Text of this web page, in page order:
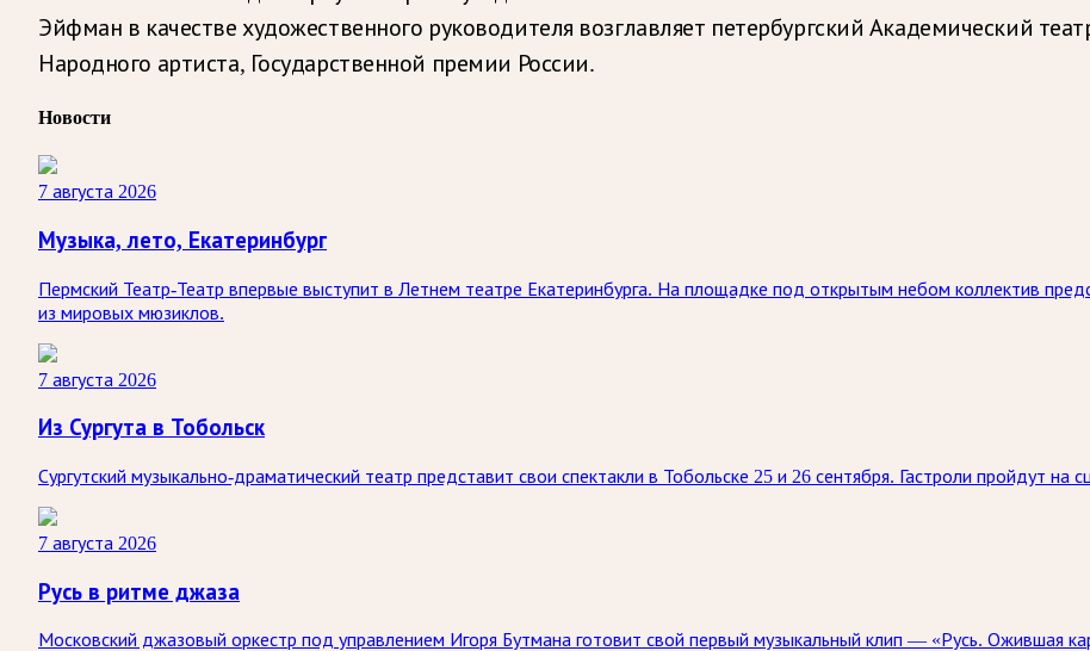
Эйфман в качестве художественного руководителя возглавляет петербургский Академический
Народного артиста, Государственной премии России.
Новости
7 августа 2026
Музыка, лето, Екатеринбург
Пермский Театр-Театр впервые выступит в Летнем театре Екатеринбурга. На площадке под открытым небом коллектив
из мировых мюзиклов.
7 августа 2026
Из Сургута в Тобольск
Сургутский музыкально-драматический театр представит свои спектакли в Тобольске 25 и 26 сентября. Гастроли пройдут
7 августа 2026
Русь в ритме джаза
Московский джазовый оркестр под управлением Игоря Бутмана готовит свой первый музыкальный клип — «Русь. Ожившая